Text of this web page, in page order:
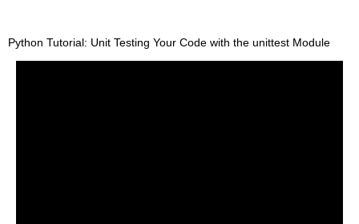
Python Tutorial: Unit Testing Your Code with the unittest Module